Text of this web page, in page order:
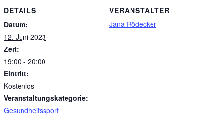
DETAILS
Datum:
12. Juni 2023
Zeit:
19:00 - 20:00
Eintritt:
Kostenlos
Veranstaltungskategorie:
Gesundheitssport
VERANSTALTER
Jana Rödecker